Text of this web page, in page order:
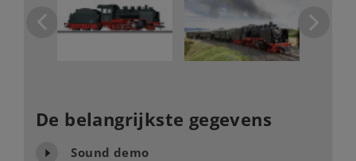
De belangrijkste gegevens
Sound demo